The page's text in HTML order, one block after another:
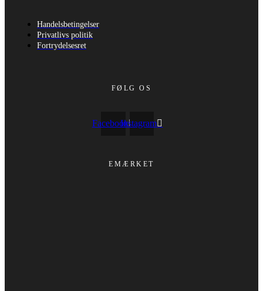
Handelsbetingelser
Privatlivs politik
Fortrydelsesret
FØLG OS
FacebookInstagram
EMÆRKET